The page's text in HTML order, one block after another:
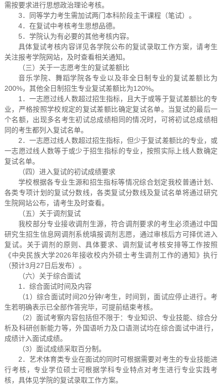
需按要求进行思想政治理论考核。
3．同等学力考生需加试两门本科阶段主干课程（笔试）。
4．在复试中考核考生思想品德。
5．学院认为有必要的其他考核内容。
具体复试考核内容详见各学院公布的复试录取工作方案，请考生
关注报考学院网站，及时查看相关通知。
（三）关于一志愿考生的复试差额比
音乐学院、舞蹈学院各专业以及非全日制专业的复试差额比为
200%，其他全日制招生专业复试差额比为120%。
1．一志愿过线人数超过招生指标，且大于或等于复试差额比的专
业，严格按照学校规定的复试差额比确定复试名单。当复试的最后一
个名额，出现多名考生初试总成绩相同的情况时，可将初试总成绩相
同的考生都列入复试名单。
2．一志愿过线人数超过招生指标，但少于复试差额比的专业，或
一志愿过线人数等于或少于招生指标的专业，按照实际上线人数确定
复试名单。
（四）进入复试的初试成绩要求
学校根据各专业生源和招生指标等情况综合划定我校普通计划、
各类专项计划的复试分数线，各类复试分数线及复试名单将通过研究
生院网站公布，请考生及时查看。
（五）关于调剂复试
我校部分专业接收调剂生源，符合调剂要求的考生必须通过中国
研究生招生信息网调剂系统填报调剂志愿，通过审核后方可择优进入
复试。关于调剂的原则、具体要求、调剂复试考核安排等工作按照
《中央民族大学2026年接收校内外硕士考生调剂工作的通知》执行
（预计3月27日后发布）。
（六）关于综合面试
1．综合面试时间及内容
（1）综合面试时间20分钟/考生，时间到，面试应停止进行。考
生若明确表示已全部作答完毕，可提前结束考核。
（2）面试考察内容包括但不限于：专业知识、专业技能、综合分
析及科研创新能力等，外国语听力及口语测试均在综合面试中进行，
成绩计入面试成绩。
（3）面试成绩采取百分制。
2．艺术体育类专业在面试的同时可根据需要对考生的专业技能进
行考核，专业学位硕士可根据学科专业特点对考生进行专业实践考
核，具体见学院的复试录取工作方案。